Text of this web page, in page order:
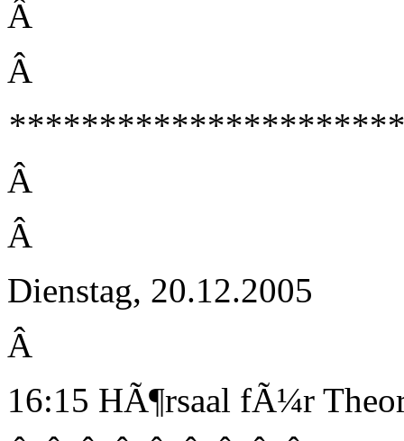
Â
Â
Â
Â
Dienstag, 20.12.2005
Â
16:15 HÃ¶rsaal fÃ¼r